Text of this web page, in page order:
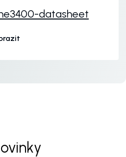
datasheet